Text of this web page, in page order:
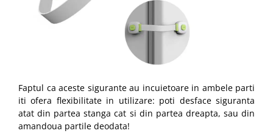
Faptul ca aceste sigurante au incuietoare in ambele parti
iti ofera flexibilitate in utilizare: poti desface siguranta
atat din partea stanga cat si din partea dreapta, sau din
amandoua partile deodata!